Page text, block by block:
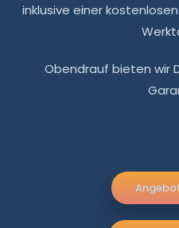
inklusive einer
Obendrauf bieten wir